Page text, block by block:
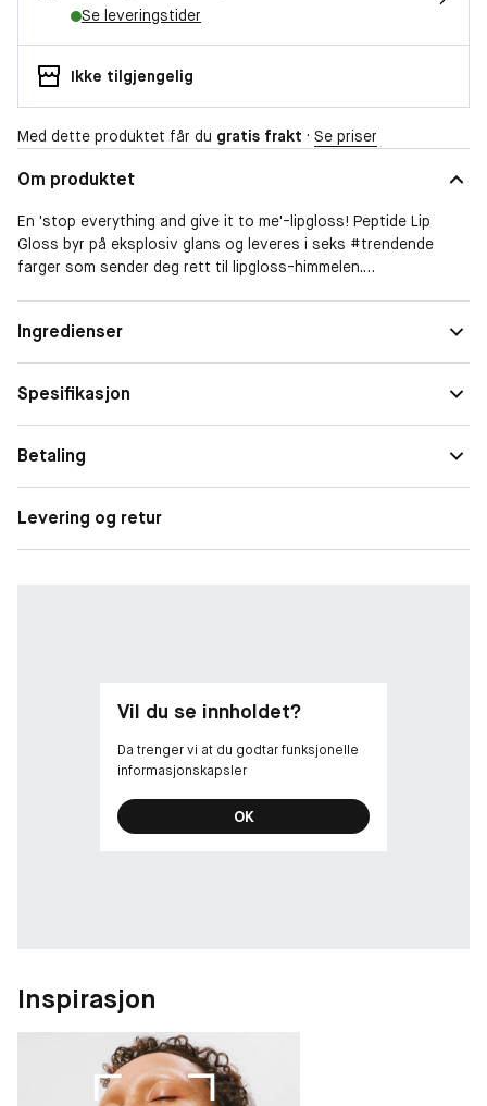
Se leveringstider
Ikke tilgjengelig
Med dette produktet får du gratis frakt · Se priser
Om produktet
En 'stop everything and give it to me'-lipgloss! Peptide Lip
Gloss byr på eksplosiv glans og leveres i seks #trendende
farger som sender deg rett til lipgloss-himmelen.
samtidig som de berikes innenfra med pleiende sheasmør.
Peptide Lip Gloss gir leppene et øyeblikkelig fyldigere utseende,
Peptide Lip Gloss inneholder en blanding av peptider og
hyaluronsyre som gir en beroligende, rynkebekjempende effekt,
samtidig som huden tilføres fukt gjennom hele dagen.
Ingredienser
Spesifikasjon
Betaling
Levering og retur
Vil du se innholdet?
Da trenger vi at du godtar funksjonelle
informasjonskapsler
OK
Inspirasjon